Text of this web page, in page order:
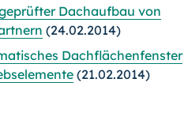
Dachaufbau von
(24.02.2014)
Dachflächenfenster
(21.02.2014)